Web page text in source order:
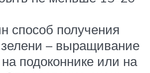
способ получения
зелени – выращивание
подоконнике или на